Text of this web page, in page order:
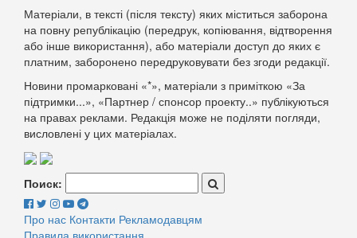
Матеріали, в тексті (після тексту) яких міститься заборона
на повну републікацію (передрук, копіювання, відтворення
або інше використання), або матеріали доступ до яких є
платним, заборонено передруковувати без згоди редакції.
Новини промарковані «*», матеріали з приміткою «За
підтримки...», «Партнер / спонсор проекту..» публікуються
на правах реклами. Редакція може не поділяти погляди,
висловлені у цих матеріалах.
Поиск:
Про нас Контакти Рекламодавцям